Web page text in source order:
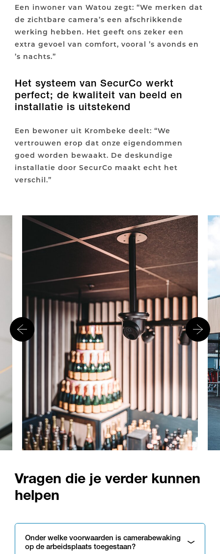
Een inwoner van Watou zegt: “We merken dat
de zichtbare camera’s een afschrikkende
werking hebben. Het geeft ons zeker een
extra gevoel van comfort, vooral ’s avonds en
’s nachts.”
Het systeem van SecurCo werkt
perfect; de kwaliteit van beeld en
installatie is uitstekend
Een bewoner uit Krombeke deelt: “We
vertrouwen erop dat onze eigendommen
goed worden bewaakt. De deskundige
installatie door SecurCo maakt echt het
verschil.”
Vragen die je verder kunnen
helpen
Onder welke voorwaarden is camerabewaking
op de arbeidsplaats toegestaan?